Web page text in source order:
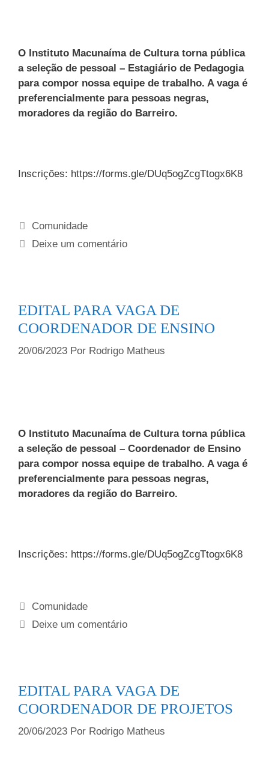
O Instituto Macunaíma de Cultura torna pública
a seleção de pessoal – Estagiário de Pedagogia
para compor nossa equipe de trabalho. A vaga é
preferencialmente para pessoas negras,
moradores da região do Barreiro.
Inscrições: https://forms.gle/DUq5ogZcgTtogx6K8
Comunidade
Deixe um comentário
EDITAL PARA VAGA DE
COORDENADOR DE ENSINO
20/06/2023 Por Rodrigo Matheus
O Instituto Macunaíma de Cultura torna pública
a seleção de pessoal – Coordenador de Ensino
para compor nossa equipe de trabalho. A vaga é
preferencialmente para pessoas negras,
moradores da região do Barreiro.
Inscrições: https://forms.gle/DUq5ogZcgTtogx6K8
Comunidade
Deixe um comentário
EDITAL PARA VAGA DE
COORDENADOR DE PROJETOS
20/06/2023 Por Rodrigo Matheus